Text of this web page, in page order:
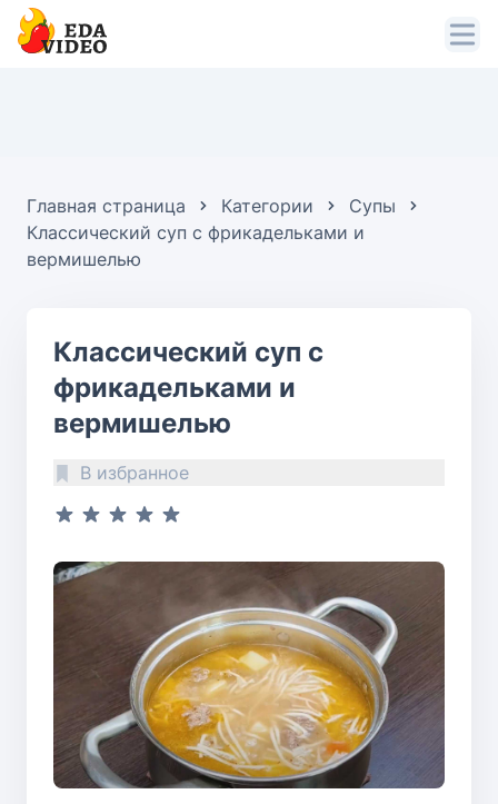
Главная страница Категории
Супы
Классический суп с фрикадельками и
вермишелью
Классический суп с
фрикадельками и
вермишелью
В избранное